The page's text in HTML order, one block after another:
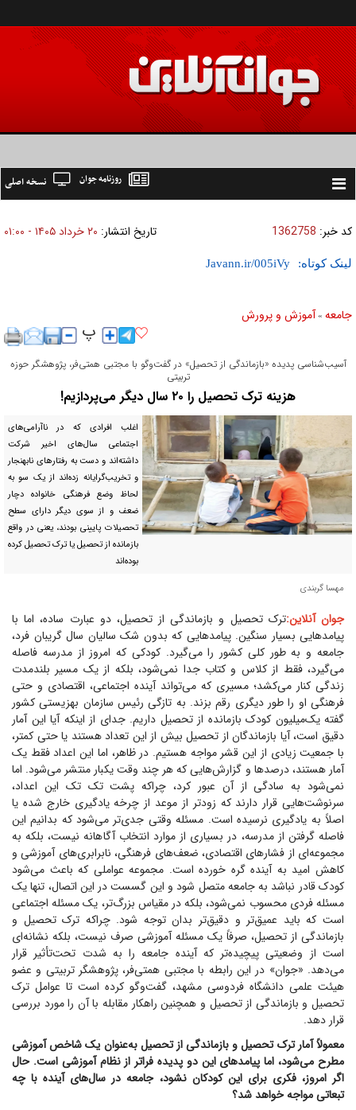
Toggle
نسخه اصلی روزنامه جوان
کد خبر: 1362758 تاریخ انتشار: ۲۰ خرداد ۱۴۰۵ - ۰۱:۰۰
لینک کوتاه:
جامعه » آموزش و پرورش
آسیب‌شناسی پدیده «بازماندگی از تحصیل» در گفت‌و‌گو با مجتبی همتی‌فر، پژوهشگر حوزه
تربیتی
هزینه ترک تحصیل را ۲۰ سال دیگر می‌پردازیم!
اغلب افرادی که در ناآرامی‌های
اجتماعی سال‌های اخیر شرکت
داشته‌اند و دست به رفتار‌های نابهنجار
و تخریب‌گرایانه زده‌اند از یک سو به
لحاظ وضع فرهنگی خانواده دچار
ضعف و از سوی دیگر دارای سطح
تحصیلات پایینی بودند، یعنی در واقع
بازمانده از تحصیل یا ترک تحصیل کرده
بوده‌اند
مهسا گربندی
جوان آنلاین:‌ترک تحصیل و بازماندگی از تحصیل، دو عبارت ساده، اما با
پیامد‌هایی بسیار سنگین. پیامد‌هایی که بدون شک سالیان سال گریبان فرد،
جامعه و به طور کلی کشور را می‌گیرد. کودکی که امروز از مدرسه فاصله
می‌گیرد، فقط از کلاس و کتاب جدا نمی‌شود، بلکه از یک مسیر بلندمدت
زندگی کنار می‌کشد؛ مسیری که می‌تواند آینده اجتماعی، اقتصادی و حتی
فرهنگی او را طور دیگری رقم بزند. به تازگی رئیس سازمان بهزیستی کشور
گفته یک‌میلیون کودک بازمانده از تحصیل داریم. جدای از اینکه آیا این آمار
دقیق است، آیا بازماندگان از تحصیل بیش از این تعداد هستند یا حتی کمتر،
با جمعیت زیادی از این قشر مواجه هستیم. در ظاهر، اما این اعداد فقط یک
آمار هستند، درصد‌ها و گزارش‌هایی که هر چند وقت یکبار منتشر می‌شود. اما
نمی‌شود به سادگی از آن عبور کرد، چراکه پشت تک تک این اعداد،
سرنوشت‌هایی قرار دارند که زودتر از موعد از چرخه یادگیری خارج شده یا
اصلاً به یادگیری نرسیده است. مسئله وقتی جدی‌تر می‌شود که بدانیم این
فاصله گرفتن از مدرسه، در بسیاری از موارد انتخاب آگاهانه نیست، بلکه به
مجموعه‌ای از فشار‌های اقتصادی، ضعف‌های فرهنگی، نابرابری‌های آموزشی و
کاهش امید به آینده گره خورده است. مجموعه عواملی که باعث می‌شود
کودک قادر نباشد به جامعه متصل شود و این گسست در این اتصال، تنها یک
مسئله فردی محسوب نمی‌شود، بلکه در مقیاس بزرگ‌تر، یک مسئله اجتماعی
است که باید عمیق‌تر و دقیق‌تر بدان توجه شود. چراکه ترک تحصیل و
بازماندگی از تحصیل، صرفاً یک مسئله آموزشی صرف نیست، بلکه نشانه‌ای
است از وضعیتی پیچیده‌تر که آینده جامعه را به شدت تحت‌تأثیر قرار
می‌دهد. «جوان» در این رابطه با مجتبی همتی‌فر، پژوهشگر تربیتی و عضو
هیئت علمی دانشگاه فردوسی مشهد، گفت‌و‌گو کرده است تا عوامل ترک
تحصیل و بازماندگی از تحصیل و همچنین راهکار مقابله با آن را مورد بررسی
قرار دهد.
معمولاً آمار ترک تحصیل و بازماندگی از تحصیل به‌عنوان یک شاخص آموزشی
مطرح می‌شود، اما پیامد‌های این دو پدیده فراتر از نظام آموزشی است. حال
اگر امروز، فکری برای این کودکان نشود، جامعه در سال‌های آینده با چه
تبعاتی مواجه خواهد شد؟